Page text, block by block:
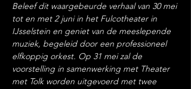
Beleef dit waargebeurde verhaal van 30 mei
tot en met 2 juni in het Fulcotheater in
IJsselstein en geniet van de meeslepende
muziek, begeleid door een professioneel
elfkoppig orkest. Op 31 mei zal de
voorstelling in samenwerking met Theater
met Tolk worden uitgevoerd met twee